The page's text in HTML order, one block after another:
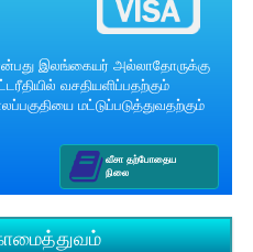
இலங்கையர் அல்லாதோருக்கு
வசதியளிப்பதற்கும்
மட்டுப்படுத்துவதற்கும்
வீசா தற்போதைய
நிலை